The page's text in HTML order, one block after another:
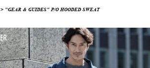
> "GEAR & GUIDES" P/O HOODED SWEAT